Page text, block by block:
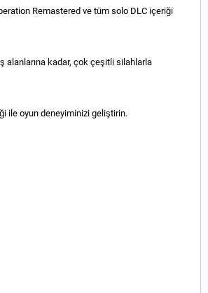
Remastered ve tüm solo DLC içeriği
alanlarına kadar, çok çeşitli silahlarla
ile oyun deneyiminizi geliştirin.